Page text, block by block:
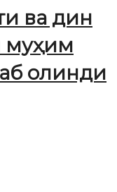
ва дин
муҳим
олинди